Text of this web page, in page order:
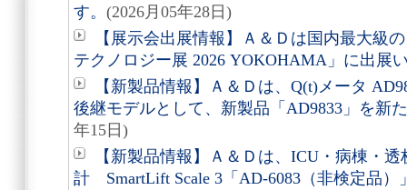
す。 (2026月05年28日)
【展示会出展情報】Ａ＆Ｄは国内最大級
テクノロジー展 2026 YOKOHAMA」に出展
【新製品情報】Ａ＆Ｄは、Q(t)メータ
後継モデルとして、新製品「AD9833」を新
年15日)
【新製品情報】Ａ＆Ｄは、ICU・病棟・
計 SmartLift Scale 3「AD-6083（非検定品）